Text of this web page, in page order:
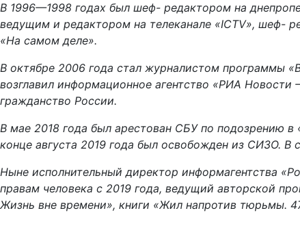
В 1996—1998 годах был шеф- редактором на
ведущим и редактором на телеканале «ICTV»,
«На самом деле».
В октябре 2006 года стал журналистом программы
возглавил информационное агентство «РИА
гражданство России.
В мае 2018 года был арестован СБУ по подозрению в
конце августа 2019 года был освобожден из СИЗО. В
Ныне исполнительный директор информагентства
правам человека с 2019 года, ведущий авторской
Жизнь вне времени», книги «Жил напротив тюрьмы.